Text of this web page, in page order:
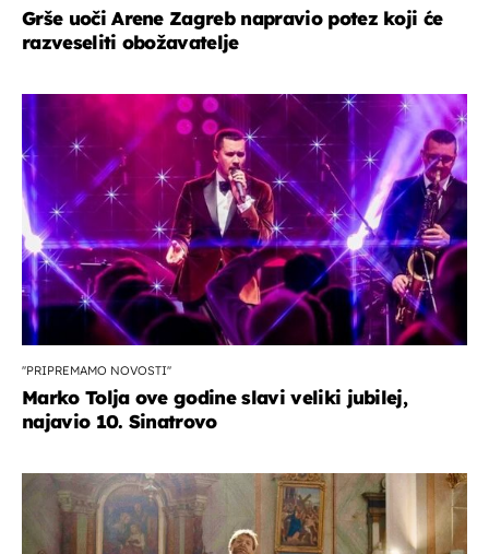
Grše uoči Arene Zagreb napravio potez koji će
razveseliti obožavatelje
''PRIPREMAMO NOVOSTI''
Marko Tolja ove godine slavi veliki jubilej,
najavio 10. Sinatrovo